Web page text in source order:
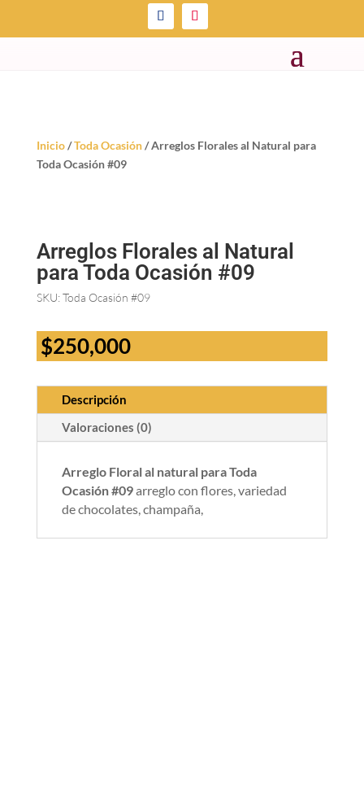
Inicio/Toda Ocasión/ Arreglos Florales al Natural para
Toda Ocasión #09
Arreglos Florales al Natural
para Toda Ocasión #09
SKU:Toda Ocasión #09
$250,000
Descripción
Valoraciones (0)
Arreglo Floral al natural para Toda
Ocasión #09arreglo con flores, variedad
de chocolates, champaña,